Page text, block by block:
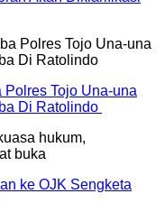
Tojo Una-una
Di Ratolindo
ke OJK Sengketa